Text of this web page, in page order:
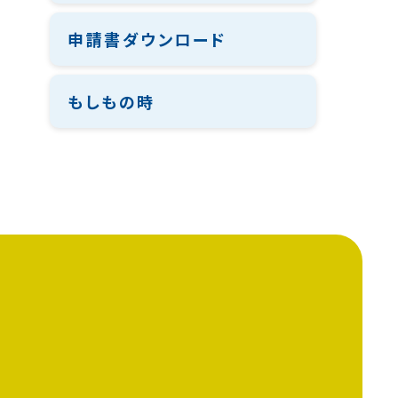
申請書ダウンロード
もしもの時